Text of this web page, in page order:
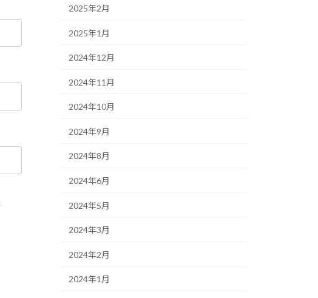
2025年2月
2025年1月
2024年12月
2024年11月
2024年10月
2024年9月
2024年8月
2024年6月
2024年5月
2024年3月
2024年2月
2024年1月